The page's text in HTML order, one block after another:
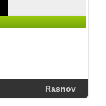
Rasnov